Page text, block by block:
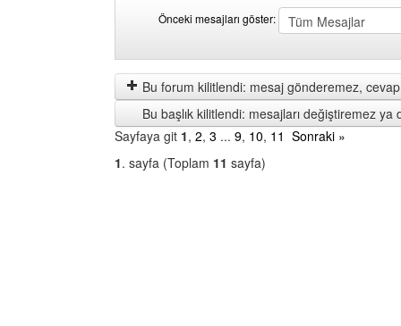
Önceki mesajları göster:
mesajları
göster
by
Bu forum kilitlendi: mesaj gönderemez,
Bu başlık kilitlendi: mesajları değiştiremez ya
Sayfaya git 1, 2, 3 ... 9, 10, 11 Sonraki »
1. sayfa (Toplam 11 sayfa)